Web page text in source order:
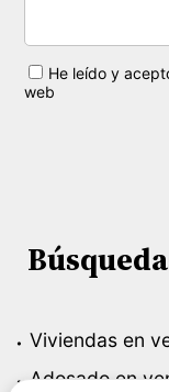
He leído y
web
Viviendas en
Adosado en